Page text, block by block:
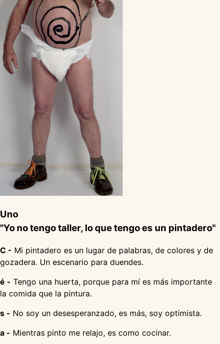
Uno
"Yo no tengo taller, lo que tengo es un pintadero"
C - Mi pintadero es un lugar de palabras, de colores y de
gozadera. Un escenario para duendes.
é - Tengo una huerta, porque para mí es más importante
la comida que la pintura.
s - No soy un desesperanzado, es más, soy optimista.
a - Mientras pinto me relajo, es como cocinar.